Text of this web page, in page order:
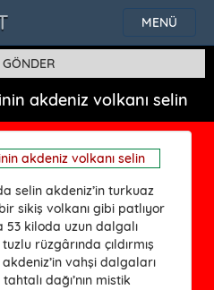
MENÜ
akdeniz volkanı selin
selin akdeniz’in turkuaz
sikiş volkanı gibi patlıyor
53 kiloda uzun dalgalı
rüzgârında çıldırmış
vahşi dalgaları
dağı’nın mistik